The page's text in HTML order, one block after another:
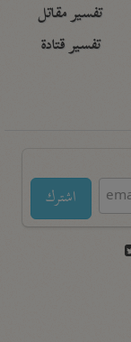
تفسير مقاتل
تفسير قتادة
اشترك